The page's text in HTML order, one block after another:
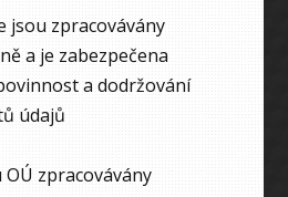
jsou zpracovávány
a je zabezpečena
a dodržování
údajů
zpracovávány